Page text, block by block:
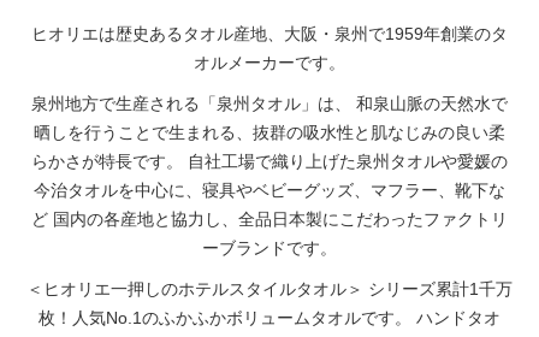
ヒオリエは歴史あるタオル産地、大阪・泉州で1959年創業のタ
オルメーカーです。
泉州地方で生産される「泉州タオル」は、
和泉山脈の天然水で
晒しを行うことで生まれる、抜群の吸水性と肌なじみの良い柔
らかさが特長です。
自社工場で織り上げた泉州タオルや愛媛の
今治タオルを中心に、寝具やベビーグッズ、マフラー、靴下な
ど 国内の各産地と協力し、全品日本製にこだわったファクトリ
ーブランドです。
＜ヒオリエ一押しのホテルスタイルタオル＞ シリーズ累計1千万
枚！人気No.1のふかふかボリュームタオルです。
ハンドタオ